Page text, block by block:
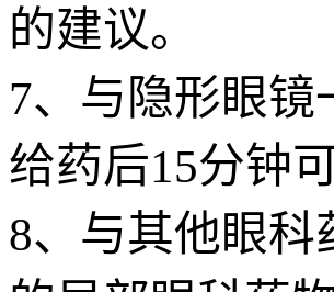
的建议。
7、与隐形眼
给药后15分钟
8、与其他眼